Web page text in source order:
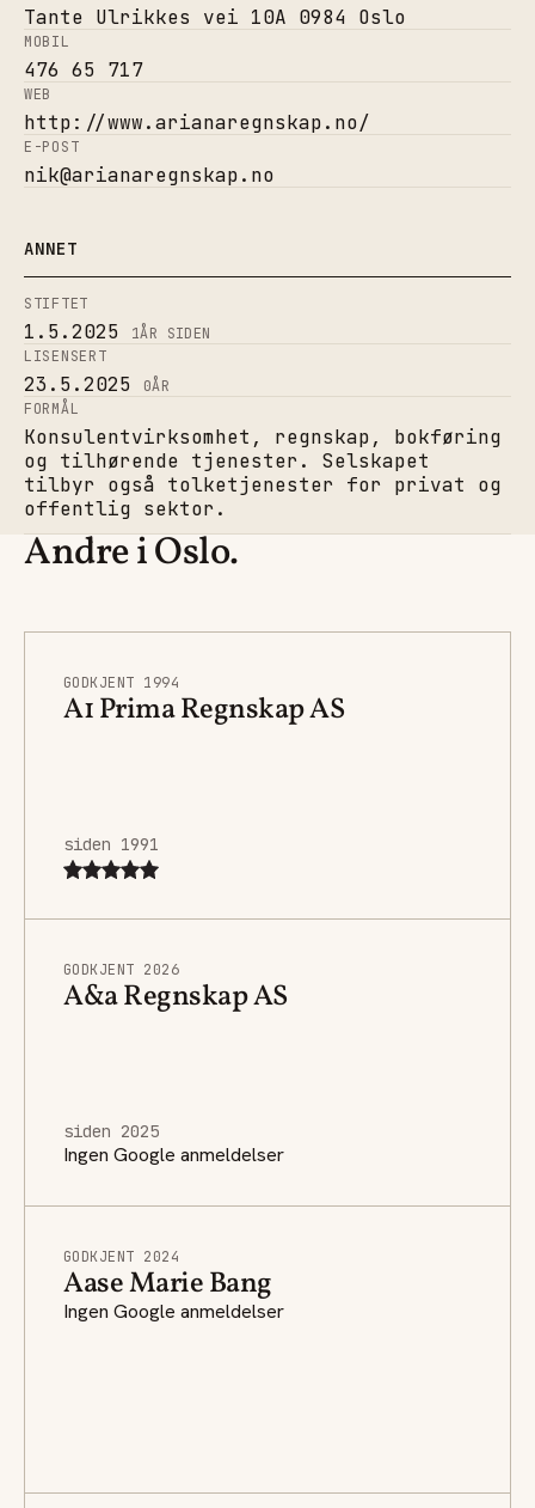
Tante Ulrikkes vei 10A 0984 Oslo
MOBIL
476 65 717
WEB
http://www.arianaregnskap.no/
E-POST
nik@arianaregnskap.no
ANNET
STIFTET
1.5.2025 1ÅR SIDEN
LISENSERT
23.5.2025 0ÅR
FORMÅL
Konsulentvirksomhet, regnskap, bokføring
og tilhørende tjenester. Selskapet
tilbyr også tolketjenester for privat og
offentlig sektor.
Andre i Oslo.
GODKJENT 1994
A1 Prima Regnskap AS
siden 1991
GODKJENT 2026
A&a Regnskap AS
siden 2025
Ingen Google anmeldelser
GODKJENT 2024
Aase Marie Bang
Ingen Google anmeldelser